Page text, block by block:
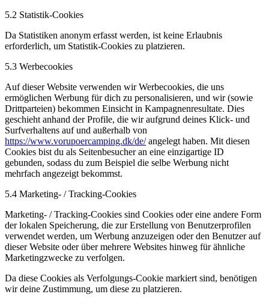
5.2 Statistik-Cookies
Da Statistiken anonym erfasst werden, ist keine Erlaubnis
erforderlich, um Statistik-Cookies zu platzieren.
5.3 Werbecookies
Auf dieser Website verwenden wir Werbecookies, die uns
ermöglichen Werbung für dich zu personalisieren, und wir (sowie
Drittparteien) bekommen Einsicht in Kampagnenresultate. Dies
geschieht anhand der Profile, die wir aufgrund deines Klick- und
Surfverhaltens auf und außerhalb von
https://www.vorupoercamping.dk/de/angelegt haben. Mit diesen
Cookies bist du als Seitenbesucher an eine einzigartige ID
gebunden, sodass du zum Beispiel die selbe Werbung nicht
mehrfach angezeigt bekommst.
5.4 Marketing- / Tracking-Cookies
Marketing- / Tracking-Cookies sind Cookies oder eine andere Form
der lokalen Speicherung, die zur Erstellung von Benutzerprofilen
verwendet werden, um Werbung anzuzeigen oder den Benutzer auf
dieser Website oder über mehrere Websites hinweg für ähnliche
Marketingzwecke zu verfolgen.
Da diese Cookies als Verfolgungs-Cookie markiert sind, benötigen
wir deine Zustimmung, um diese zu platzieren.